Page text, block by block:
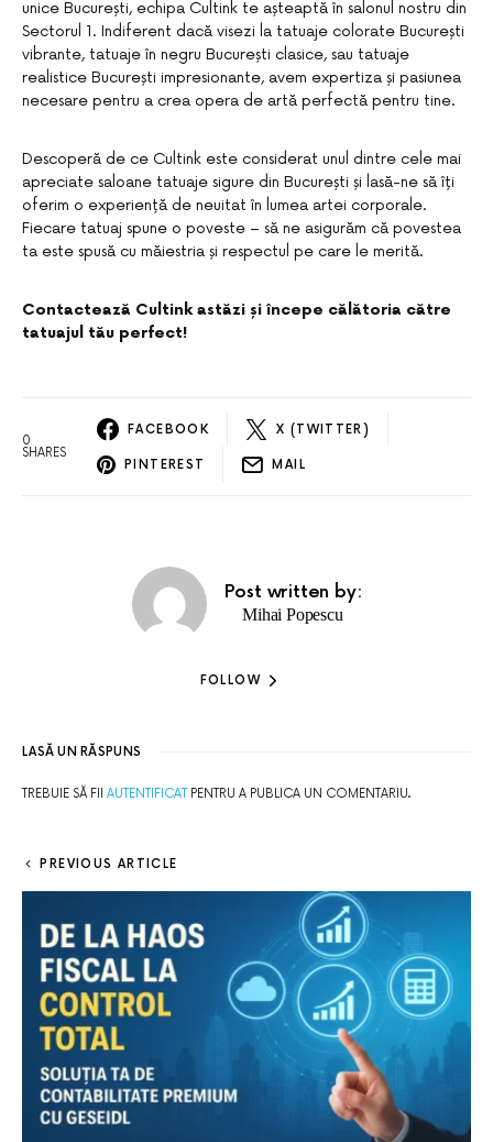
unice București, echipa Cultink te așteaptă în salonul nostru din
Sectorul 1. Indiferent dacă visezi la tatuaje colorate București
vibrante, tatuaje în negru București clasice, sau tatuaje
realistice București impresionante, avem expertiza și pasiunea
necesare pentru a crea opera de artă perfectă pentru tine.
Descoperă de ce Cultink este considerat unul dintre cele mai
apreciate saloane tatuaje sigure din București și lasă-ne să îți
oferim o experiență de neuitat în lumea artei corporale.
Fiecare tatuaj spune o poveste – să ne asigurăm că povestea
ta este spusă cu măiestria și respectul pe care le merită.
Contactează Cultink astăzi și începe călătoria către
tatuajul tău perfect!
0
SHARES
FACEBOOK X (TWITTER)
PINTEREST MAIL
Post written by:
Mihai Popescu
FOLLOW
LASĂ UN RĂSPUNS
TREBUIE SĂ FII AUTENTIFICAT PENTRU A PUBLICA UN COMENTARIU.
PREVIOUS ARTICLE